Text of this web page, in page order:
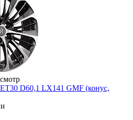
D60,1 LX141 GMF (конус,